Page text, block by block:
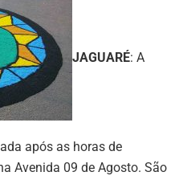
JAGUARÉ: A
após as horas de
Avenida 09 de Agosto. São